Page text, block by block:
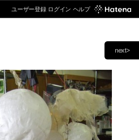
ユーザー登録 ログイン ヘルプ
next>